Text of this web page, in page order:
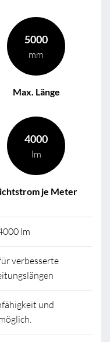
5000
mm
Max. Länge
4000
lm
je Meter
lm
verbesserte
und